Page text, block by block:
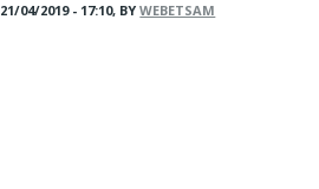
21/04/2019 - 17:10, BYWEBETSAM